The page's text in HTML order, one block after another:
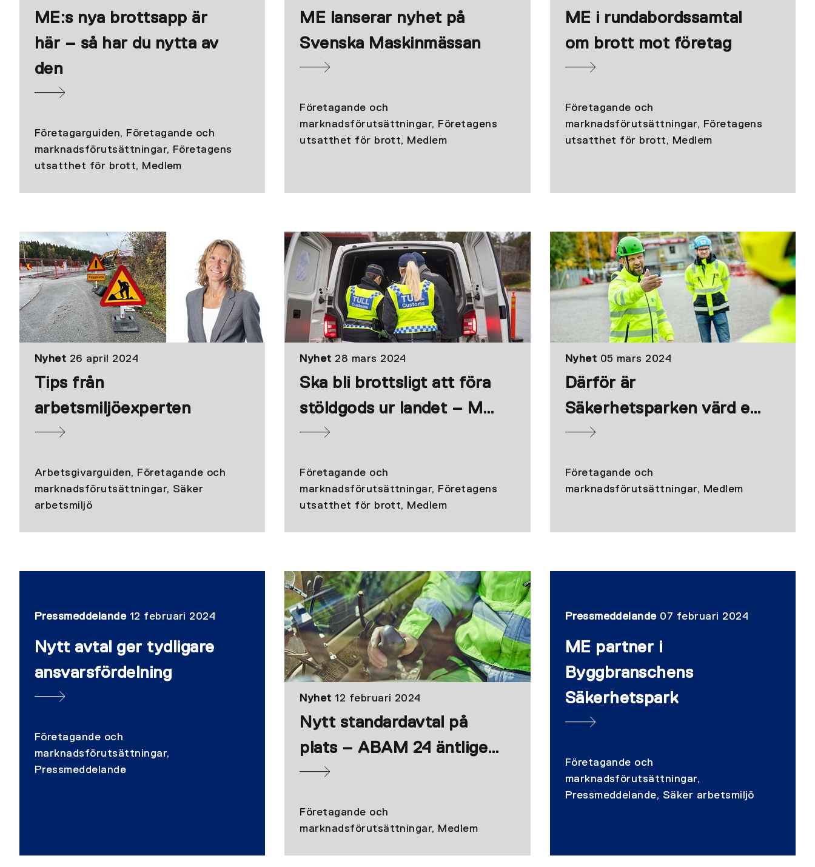
ME:s nya brottsapp är
här – så har du nytta av
den
Företagarguiden, Företagande och
marknadsförutsättningar, Företagens
utsatthet för brott, Medlem
ME lanserar nyhet på
Svenska Maskinmässan
Företagande och
marknadsförutsättningar, Företagens
utsatthet för brott, Medlem
ME i rundabordssamtal
om brott mot företag
Företagande och
marknadsförutsättningar, Företagens
utsatthet för brott, Medlem
Nyhet 26 april 2024
Tips från
arbetsmiljöexperten
Arbetsgivarguiden, Företagande och
marknadsförutsättningar, Säker
arbetsmiljö
Nyhet 28 mars 2024
Ska bli brottsligt att föra
stöldgods ur landet – ME
välkomnar förslag
Företagande och
marknadsförutsättningar, Företagens
utsatthet för brott, Medlem
Nyhet 05 mars 2024
Därför är
Säkerhetsparken värd ett
besök: "Utbildning som
Företagande och
marknadsförutsättningar, Medlem
Pressmeddelande12 februari 2024
Nytt avtal ger tydligare
ansvarsfördelning
Företagande och
marknadsförutsättningar,
Pressmeddelande
Nyhet 12 februari 2024
Nytt standardavtal på
plats – ABAM 24 äntligen
klart
Företagande och
marknadsförutsättningar, Medlem
Pressmeddelande07 februari 2024
ME partner i
Byggbranschens
Säkerhetspark
Företagande och
marknadsförutsättningar,
Pressmeddelande, Säker arbetsmiljö